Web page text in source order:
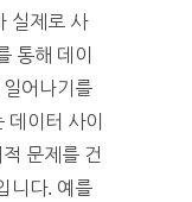
실제로 사
통해 데이
어나기를
데이터 사이
문제를 건
니다. 예를